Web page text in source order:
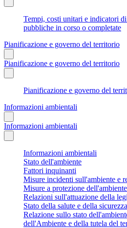
Tempi, costi unitari e indicatori
pubbliche in corso o completate
Pianificazione e governo del territorio
Pianificazione e governo del territorio
Pianificazione e governo del
Informazioni ambientali
Informazioni ambientali
Informazioni ambientali
Stato dell'ambiente
Fattori inquinanti
Misure incidenti sull'ambiente e
Misure a protezione
Relazioni sull'attuazione della
Stato della salute e della
Relazione sullo stato
dell'Ambiente e della tutela del